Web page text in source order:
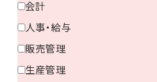
会計
人事・給与
販売管理
生産管理